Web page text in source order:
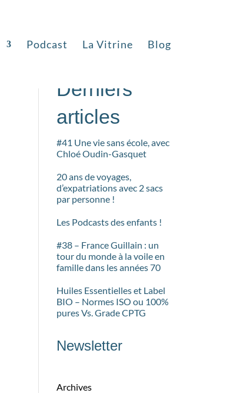
Podcast La Vitrine Blog
Rechercher
Derniers
articles
#41 Une vie sans école, avec
Chloé Oudin-Gasquet
20 ans de voyages,
d’expatriations avec 2 sacs
par personne !
Les Podcasts des enfants !
#38 – France Guillain : un
tour du monde à la voile en
famille dans les années 70
Huiles Essentielles et Label
BIO – Normes ISO ou 100%
pures Vs. Grade CPTG
Newsletter
Archives